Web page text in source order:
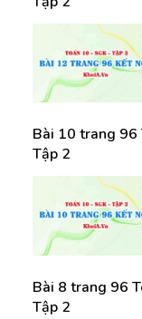
Bài 10 trang 96
Tập 2
Bài 8 trang 96
Tập 2